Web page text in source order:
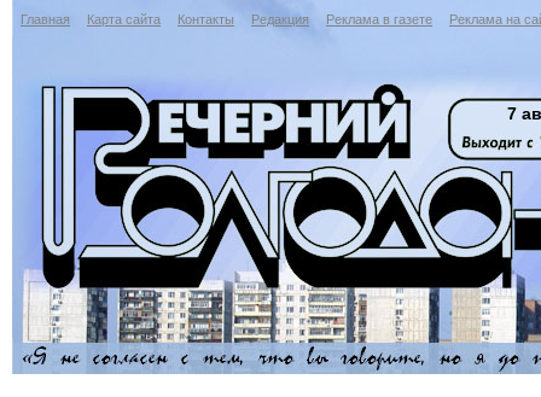
Главная Карта сайта Контакты Редакция Реклама в газете Реклама на
7